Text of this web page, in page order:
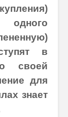
одного
в
своей
для
знает